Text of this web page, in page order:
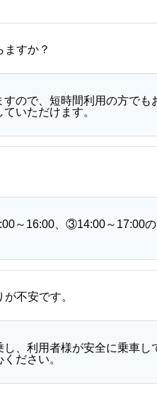
すか？
ので、短時間利用の方で
いただけます。
～16:00、③14:00～17:00
不安です。
、利用者様が安全に乗車
ださい。